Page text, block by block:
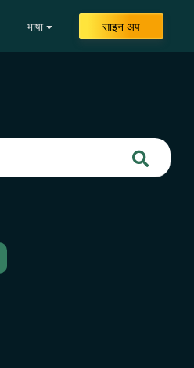
भाषा साइन अप